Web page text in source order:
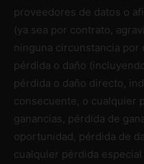
proveedores de datos o
(ya sea por contrato,
ninguna circunstancia
pérdida o daño
pérdida o daño directo,
consecuente, o cualquier
ganancias, pérdida de
oportunidad, pérdida de
cualquier pérdida